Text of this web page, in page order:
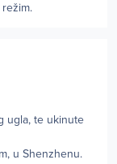
ugla, te ukinute
u Shenzhenu.